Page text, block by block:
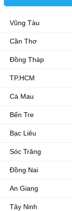
Vũng Tàu
Cần Thơ
Đồng Tháp
TP.HCM
Cà Mau
Bến Tre
Bạc Liêu
Sóc Trăng
Đồng Nai
An Giang
Tây Ninh